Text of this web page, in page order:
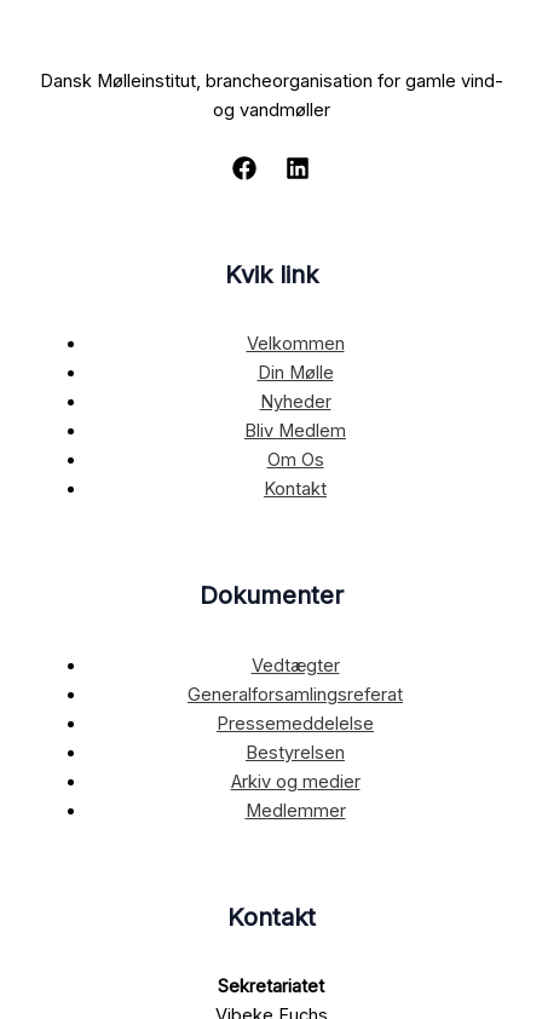
Dansk Mølleinstitut, brancheorganisation for gamle vind-
og vandmøller
Kvik link
Velkommen
Din Mølle
Nyheder
Bliv Medlem
Om Os
Kontakt
Dokumenter
Vedtægter
Generalforsamlingsreferat
Pressemeddelelse
Bestyrelsen
Arkiv og medier
Medlemmer
Kontakt
Sekretariatet